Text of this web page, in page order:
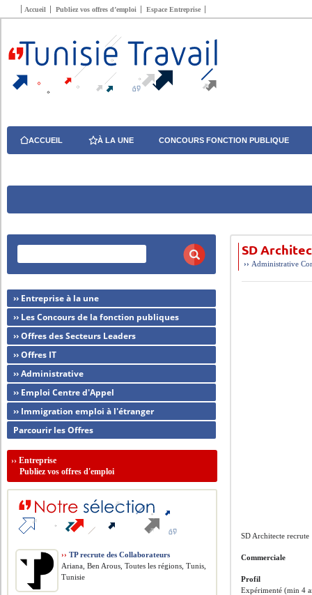
Accueil Publiez vos offres d’emploi Espace Entreprise
ACCUEIL À LA UNE CONCOURS FONCTION PUBLIQUE
SD
›› Administrative
SD Architecte recrute
Commerciale
Profil
Expérimenté (min 4
›› Entreprise à la une
›› Les Concours de la fonction publiques
›› Offres des Secteurs Leaders
›› Offres IT
›› Administrative
›› Emploi Centre d'Appel
›› Immigration emploi à l'étranger
Parcourir les Offres
››Entreprise
Publiez vos offres d'emploi
›› TP recrute des Collaborateurs
Ariana, Ben Arous, Toutes les régions, Tunis,
Tunisie